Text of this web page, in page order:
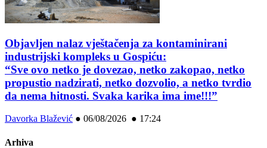
Objavljen nalaz vještačenja za kontaminirani
industrijski kompleks u Gospiću:
“Sve ovo netko je dovezao, netko zakopao, netko
propustio nadzirati, netko dozvolio, a netko tvrdio
da nema hitnosti. Svaka karika ima ime!!!”
Davorka Blažević ● 06/08/2026 ● 17:24
Arhiva